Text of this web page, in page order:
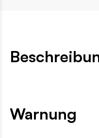
Warnung